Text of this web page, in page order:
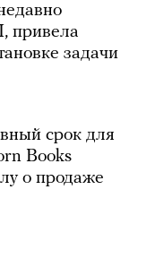
привела
задачи
срок для
Books
о продаже